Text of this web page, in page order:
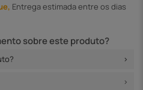
Entregaestimada entre os dias
sobre este produto?